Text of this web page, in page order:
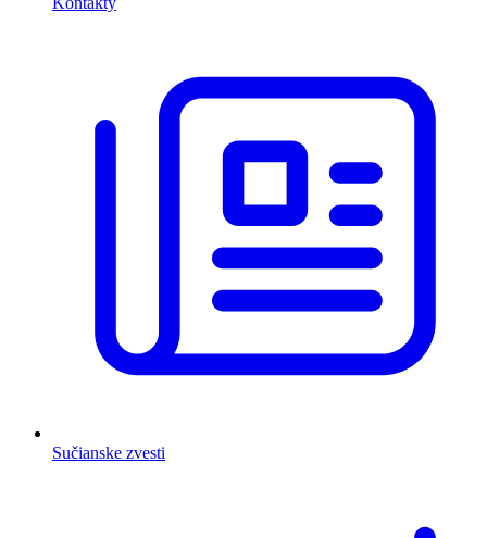
Sučianske zvesti